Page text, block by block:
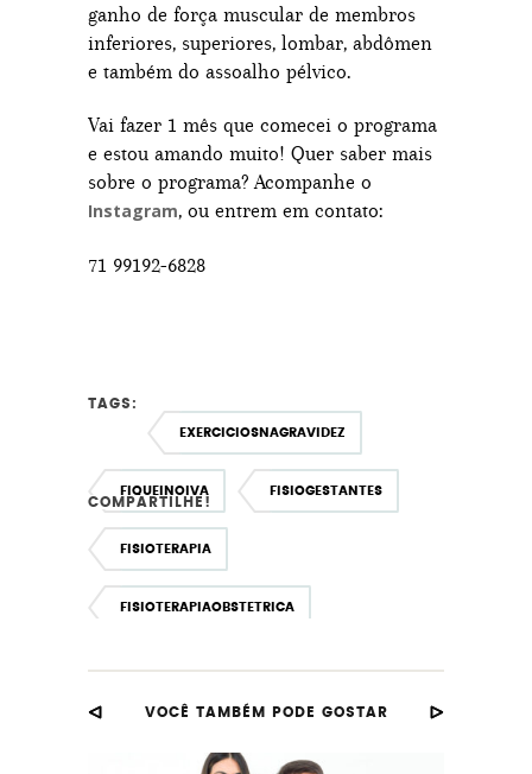
ganho de força muscular de membros
inferiores, superiores, lombar, abdômen
e também do assoalho pélvico.
Vai fazer 1 mês que comecei o programa
e estou amando muito! Quer saber mais
sobre o programa? Acompanhe o
Instagram, ou entrem em contato:
71 99192-6828
TAGS:
EXERCICIOSNAGRAVIDEZ
FIQUEINOIVA FISIOGESTANTES
FISIOTERAPIA
FISIOTERAPIAOBSTETRICA
COMPARTILHE!
VOCÊ TAMBÉM PODE GOSTAR